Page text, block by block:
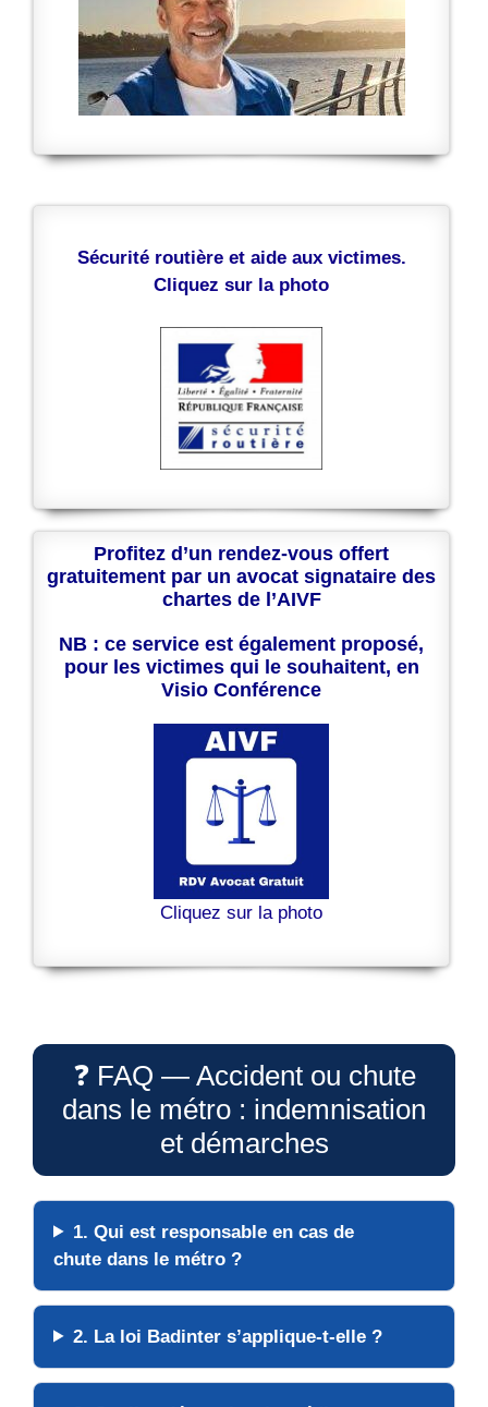
Sécurité routière et aide aux victimes.
Cliquez sur la photo
Profitez d’un rendez-vous offert
gratuitement par un avocat signataire des
chartes de l’AIVF
NB : ce service est également proposé,
pour les victimes qui le souhaitent, en
Visio Conférence
Cliquez sur la photo
❓ FAQ — Accident ou chute
dans le métro : indemnisation
et démarches
1. Qui est responsable en cas de
chute dans le métro ?
2. La loi Badinter s’applique-t-elle ?